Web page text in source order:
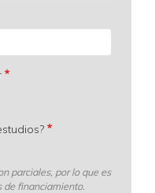
parciales, por lo que es
de financiamiento.